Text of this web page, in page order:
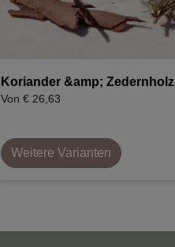
Koriander &amp; Zedernholz
Von € 26,63
Weitere Varianten